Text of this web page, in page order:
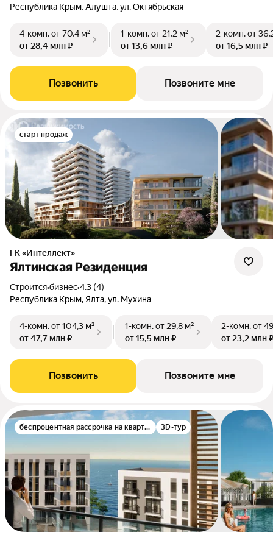
Республика Крым, Алушта, ул. Октябрьская
4-комн.от 70,4 м²
от 28,4 млн ₽
1-комн.от 21,2 м²
от 13,6 млн ₽
2-комн.от
от 16,5 млн ₽
Позвонить Позвоните мне
старт продаж
ГК «Интеллект»
Ялтинская Резиденция
Строится•бизнес•4.3 (4)
Республика Крым, Ялта, ул. Мухина
4-комн.от 104,3 м²
от 47,7 млн ₽
1-комн.от 29,8 м²
от 15,5 млн ₽
2-комн.от
от 23,2 млн ₽
Позвонить Позвоните мне
беспроцентная рассрочка на квартиру 3D-тур